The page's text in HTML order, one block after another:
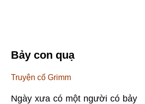
Bảy con quạ
Truyện cổ Grimm
Ngày xưa có một người có bảy